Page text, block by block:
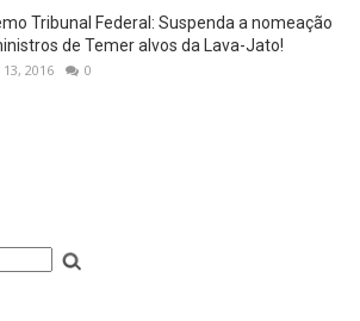
Tribunal Federal: Suspenda a nomeação
de Temer alvos da Lava-Jato!
13, 2016 0